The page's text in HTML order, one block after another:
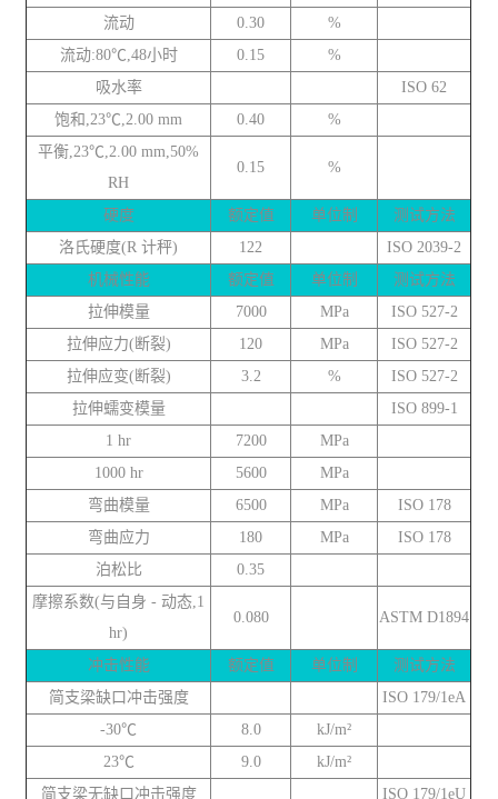
流动
0.30
%
流动:80℃,48小时
0.15
%
吸水率
ISO 62
饱和,23℃,2.00 mm
0.40
%
平衡,23℃,2.00 mm,50%
RH
0.15 %
硬度 额定值 单位制
测试方法
洛氏硬度(R 计秤)
122
ISO 2039-2
机械性能
额定值 单位制
测试方法
拉伸模量
7000 MPa
ISO 527-2
拉伸应力(断裂)
120 MPa
ISO 527-2
拉伸应变(断裂)
3.2 %
ISO 527-2
拉伸蠕变模量
ISO 899-1
1 hr
7200
MPa
1000 hr
5600
MPa
弯曲模量
6500 MPa
ISO 178
弯曲应力
180 MPa
ISO 178
泊松比
0.35
摩擦系数(与自身 - 动态,1
hr)
0.080 ASTM D1894
冲击性能 额定值 单位制
测试方法
简支梁缺口冲击强度
ISO 179/1eA
-30℃
8.0
kJ/m²
23℃
9.0
kJ/m²
简支梁无缺口冲击强度
ISO 179/1eU